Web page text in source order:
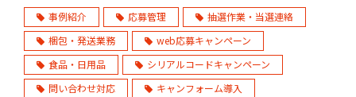
事例紹介 応募管理
抽選作業・当選連絡
梱包・発送業務
web応募キャンペーン
食品・日用品
シリアルコードキャンペーン
問い合わせ対応
キャンフォーム導入